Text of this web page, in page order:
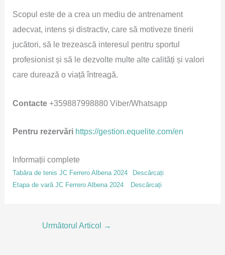
Scopul este de a crea un mediu de antrenament
adecvat, intens și distractiv, care să motiveze tinerii
jucători, să le trezească interesul pentru sportul
profesionist și să le dezvolte multe alte calități și valori
care durează o viață întreagă.
Contacte +359887998880 Viber/Whatsapp
Pentru rezervări https://gestion.equelite.com/en
Informații complete
Tabăra de tenis JC Ferrero Albena 2024
Descărcați
Etapa de vară JC Ferrero Albena 2024
Descărcați
Următorul Articol →